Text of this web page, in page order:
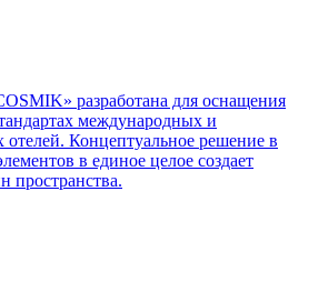
разработана для оснащения
международных и
отелей. Концептуальное решение в
в единое целое создает
пространства.